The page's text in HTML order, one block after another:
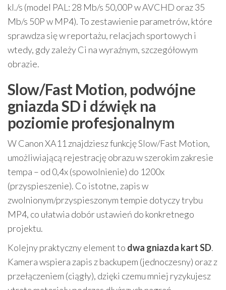
kl./s (model PAL: 28 Mb/s 50,00P w AVCHD oraz 35
Mb/s 50P w MP4). To zestawienie parametrów, które
sprawdza się w reportażu, relacjach sportowych i
wtedy, gdy zależy Ci na wyraźnym, szczegółowym
obrazie.
Slow/Fast Motion, podwójne
gniazda SD i dźwięk na
poziomie profesjonalnym
W Canon XA11 znajdziesz funkcję Slow/Fast Motion,
umożliwiającą rejestrację obrazu w szerokim zakresie
tempa – od 0,4x (spowolnienie) do 1200x
(przyspieszenie). Co istotne, zapis w
zwolnionym/przyspieszonym tempie dotyczy trybu
MP4, co ułatwia dobór ustawień do konkretnego
projektu.
Kolejny praktyczny element to dwa gniazda kart SD.
Kamera wspiera zapis z backupem (jednoczesny) oraz z
przełączeniem (ciągły), dzięki czemu mniej ryzykujesz